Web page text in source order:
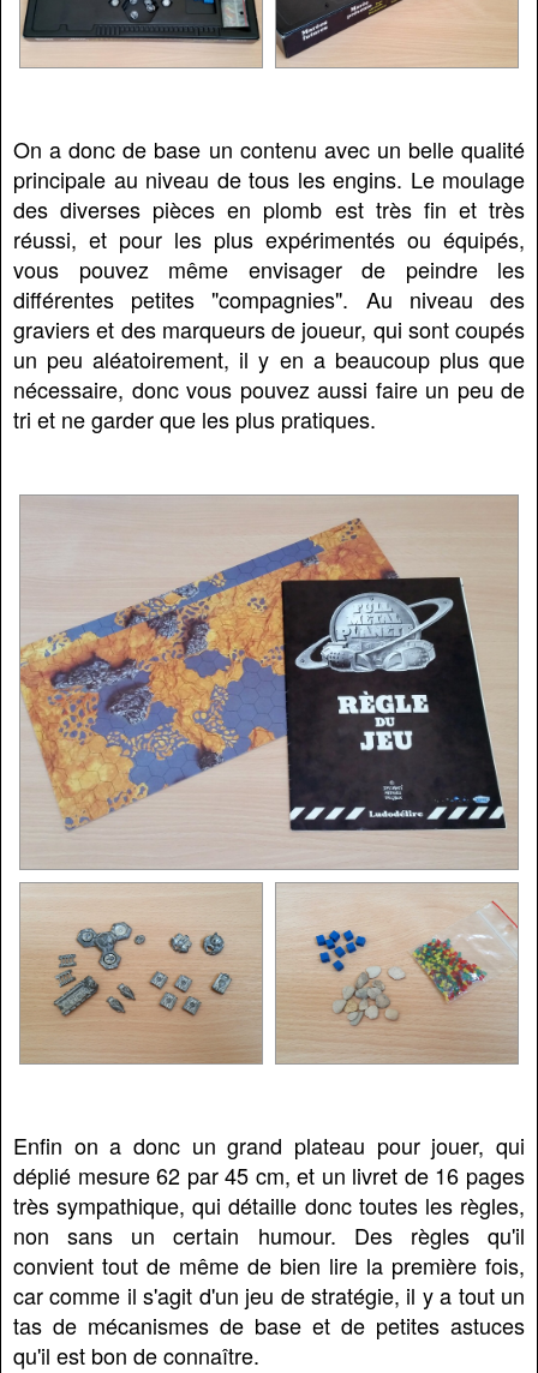
On a donc de base un contenu avec un belle qualité
principale au niveau de tous les engins. Le moulage
des diverses pièces en plomb est très fin et très
réussi, et pour les plus expérimentés ou équipés,
vous pouvez même envisager de peindre les
différentes petites "compagnies". Au niveau des
graviers et des marqueurs de joueur, qui sont coupés
un peu aléatoirement, il y en a beaucoup plus que
nécessaire, donc vous pouvez aussi faire un peu de
tri et ne garder que les plus pratiques.
Enfin on a donc un grand plateau pour jouer, qui
déplié mesure 62 par 45 cm, et un livret de 16 pages
très sympathique, qui détaille donc toutes les règles,
non sans un certain humour. Des règles qu'il
convient tout de même de bien lire la première fois,
car comme il s'agit d'un jeu de stratégie, il y a tout un
tas de mécanismes de base et de petites astuces
qu'il est bon de connaître.